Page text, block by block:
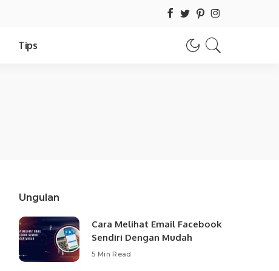
Tips
Ungulan
Cara Melihat Email Facebook
Sendiri Dengan Mudah
5 Min Read